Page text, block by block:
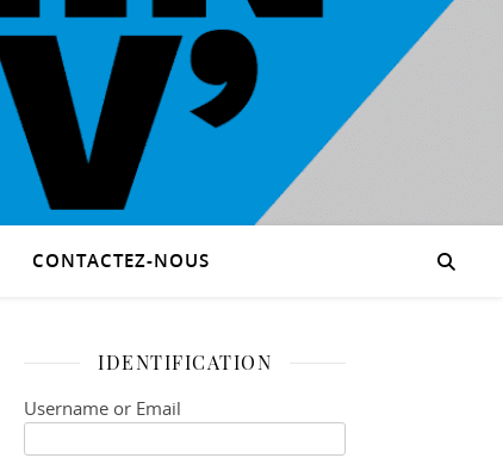
CONTACTEZ-NOUS
IDENTIFICATION
Username or Email